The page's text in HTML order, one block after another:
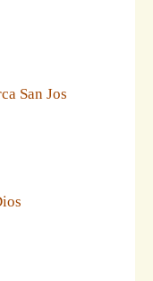
San Jos